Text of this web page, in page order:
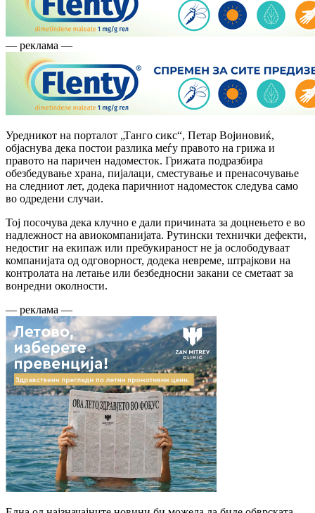
— реклама —
Уредникот на порталот „Танго сикс“, Петар Војиновиќ,
објаснува дека постои разлика меѓу правото на грижа и
правото на паричен надоместок. Грижата подразбира
обезбедување храна, пијалаци, сместување и пренасочување
на следниот лет, додека паричниот надоместок следува само
во одредени случаи.
Тој посочува дека клучно е дали причината за доцнењето е во
надлежност на авиокомпанијата. Рутински технички дефекти,
недостиг на екипаж или пребукираност не ја ослободуваат
компанијата од одговорност, додека невреме, штрајкови на
контролата на летање или безбедносни закани се сметаат за
вонредни околности.
— реклама —